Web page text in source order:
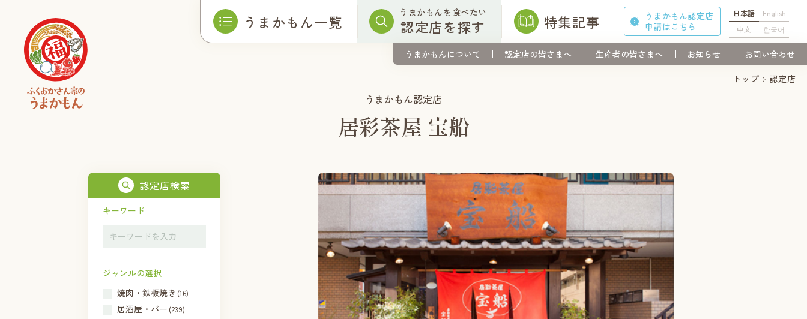
うまかもん一覧 うまかもんを食べたい
認定店を探す 特集記事
うまかもん認定店
申請はこちら
日本語
English
中文
한국어
うまかもんについて 認定店の皆さまへ 生産者の皆さまへ お知らせ お問い合わせ
トップ 認定店
うまかもん認定店
居彩茶屋 宝船
認定店検索
キーワード
ジャンルの選択
焼肉・鉄板焼き (16)
居酒屋・バー (239)